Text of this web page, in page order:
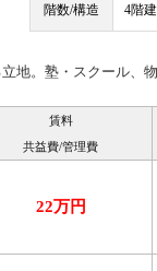
階数/構造 4階
地。塾・スクール、
賃料
共益費/管理費
22万円